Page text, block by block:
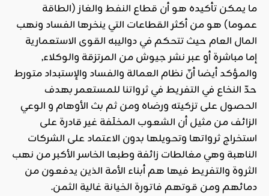
ما يمكن تأكيده هو أن قطاع النفط والغاز (الطاقة
عموما) هو من أكثر القطاعات التي ينخرها الفساد ونهب
المال العام حيث تتحكم في دواليبه القوى الاستعمارية
إما مباشرة أو عبر نشر جيوش من المرتزقة والوكلاء,
والمؤكد أيضا أنّ نظام العمالة والفساد والإستبداد متورط
حدّ النخاع في التفريط في ثرواتنا للمستعمر بهدف
الحصول على تزكيته ورضاه ومن ثم بث الأوهام و الوعي
الزائف من مثيل أن الشعوب المخلَفة غير قادرة على
استخراج ثرواتها وتحويلها بدون الاعتماد على الشركات
الناهبة وهي مغالطات زائفة وطبعا الخاسر الأكبر من نهب
الثروة والتفريط فيها هم أبناء الأمة الذين يدفعون من
دمائهم ومن قوتهم فاتورة الخيانة غالية الثمن.